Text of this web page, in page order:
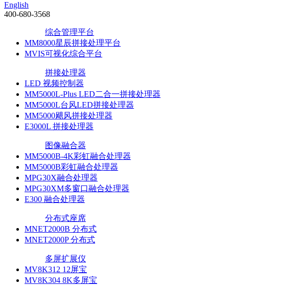
English
400-680-3568
综合管理平台
MM8000星辰拼接处理平台
MVIS可视化综合平台
拼接处理器
LED 视频控制器
MM5000L-Plus LED二合一拼接处理器
MM5000L台风LED拼接处理器
MM5000飓风拼接处理器
E3000L 拼接处理器
图像融合器
MM5000B-4K彩虹融合处理器
MM5000B彩虹融合处理器
MPG30X融合处理器
MPG30XM多窗口融合处理器
E300 融合处理器
分布式座席
MNET2000B 分布式
MNET2000P 分布式
多屏扩展仪
MV8K312 12屏宝
MV8K304 8K多屏宝